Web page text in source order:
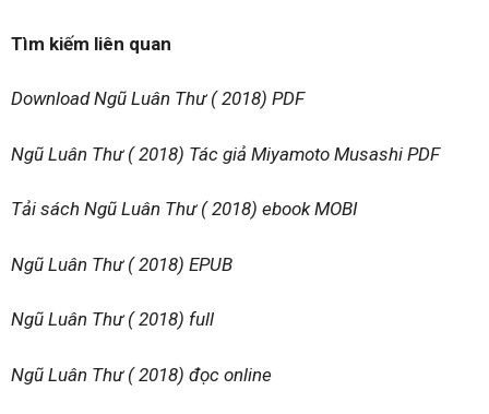
Tìm kiếm liên quan
Download Ngũ Luân Thư ( 2018) PDF
Ngũ Luân Thư ( 2018) Tác giả Miyamoto Musashi PDF
Tải sách Ngũ Luân Thư ( 2018) ebook MOBI
Ngũ Luân Thư ( 2018) EPUB
Ngũ Luân Thư ( 2018) full
Ngũ Luân Thư ( 2018) đọc online